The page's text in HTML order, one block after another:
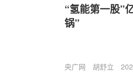
“氢能第一股”
锅”
央广网 胡舒立